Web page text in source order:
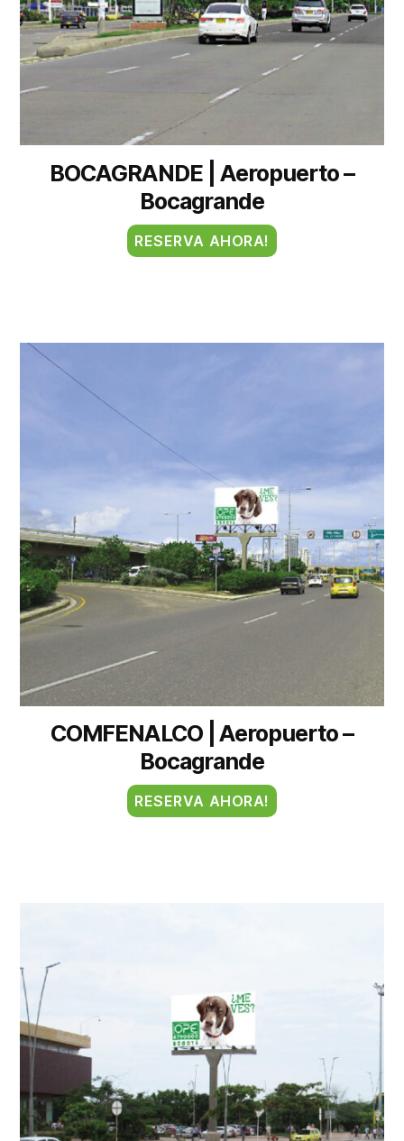
BOCAGRANDE | Aeropuerto –
Bocagrande
RESERVA AHORA!
COMFENALCO | Aeropuerto –
Bocagrande
RESERVA AHORA!